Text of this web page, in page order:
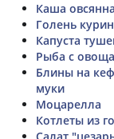
Каша
Голень
Капуста
Рыба с
Блины на
муки
Моцарелла
Котлеты из